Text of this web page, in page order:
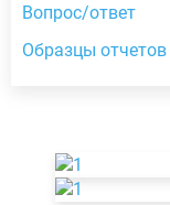
Вопрос/ответ
Образцы отчетов